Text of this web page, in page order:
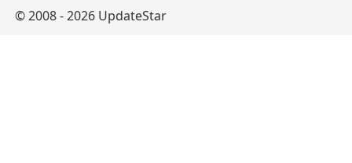
© 2008 - 2026 UpdateStar